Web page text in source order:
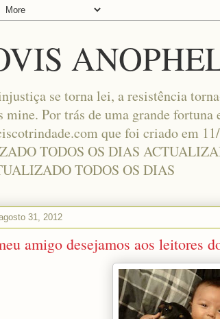
se torna lei, a resistência
mine. Por trás de uma grande
que foi criado em
TODOS OS DIAS
TODOS OS DIAS
31, 2012
amigo desejamos aos leitores